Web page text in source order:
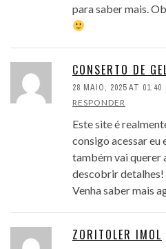
para saber mais.
CONSERTO DE
28 MAIO, 2025 AT 01:40
RESPONDER
Este site é
consigo acessar eu
também vai querer
descobrir
Venha saber mais
ZORITOLER IMOL